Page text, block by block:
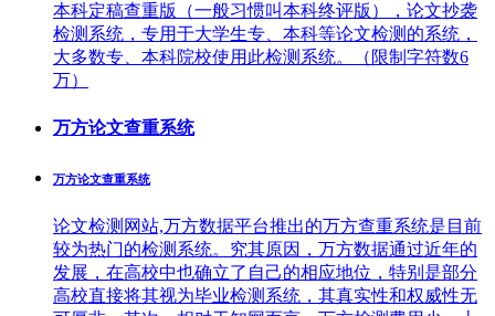
本科定稿查重版（一般习惯叫本科终评版），论文抄袭
检测系统，专用于大学生专、本科等论文检测的系统，
大多数专、本科院校使用此检测系统。（限制字符数6
万）
万方论文查重系统
万方论文查重系统
论文检测网站,万方数据平台推出的万方查重系统是目前
较为热门的检测系统。究其原因，万方数据通过近年的
发展，在高校中也确立了自己的相应地位，特别是部分
高校直接将其视为毕业检测系统，其真实性和权威性无